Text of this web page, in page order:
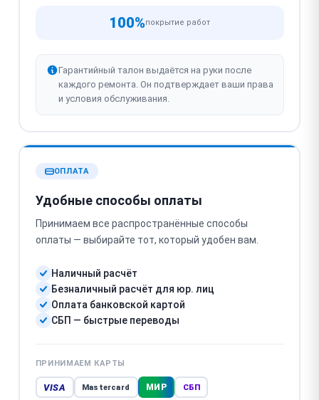
100%покрытие работ
Гарантийный талон выдаётся на руки после
каждого ремонта. Он подтверждает ваши права
и условия обслуживания.
ОПЛАТА
Удобные способы оплаты
Принимаем все распространённые способы
оплаты — выбирайте тот, который удобен вам.
Наличный расчёт
Безналичный расчёт для юр. лиц
Оплата банковской картой
СБП — быстрые переводы
ПРИНИМАЕМ КАРТЫ
VISA Mastercard МИР СБП